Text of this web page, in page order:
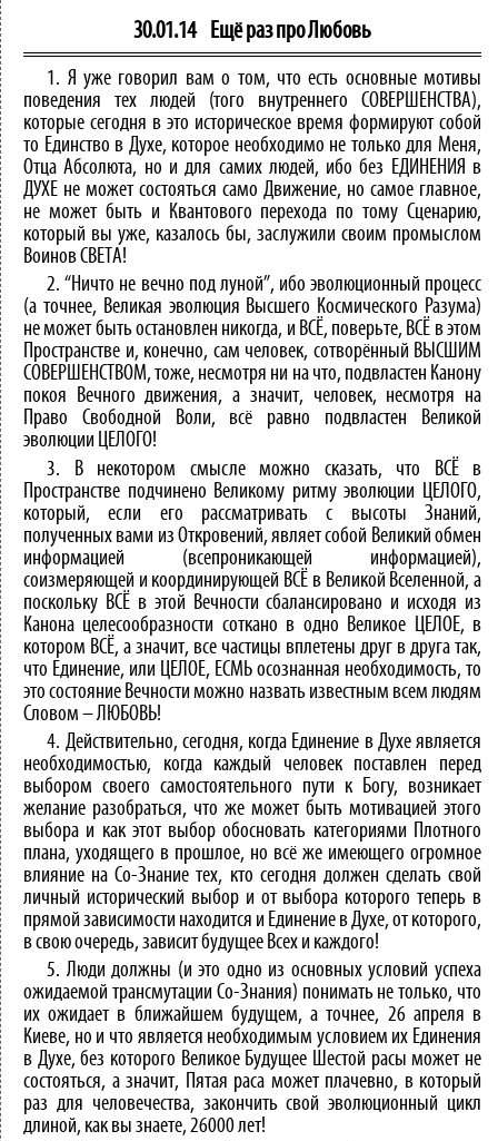
30.01.14 Ещё раз про Любовь
1. Я уже говорил вам о том, что есть основные мотивы
поведения тех людей (того внутреннего СОВЕРШЕНСТВА),
которые сегодня в это историческое время формируют собой
то Единство в Духе, которое необходимо не только для Меня,
Отца Абсолюта, но и для самих людей, ибо без ЕДИНЕНИЯ в
ДУХЕ не может состояться само Движение, но самое главное,
не может быть и Квантового перехода по тому Сценарию,
который вы уже, казалось бы, заслужили своим промыслом
Воинов СВЕТА!
2. “Ничто не вечно под луной”, ибо эволюционный процесс
(а точнее, Великая эволюция Высшего Космического Разума)
не может быть остановлен никогда, и ВСЁ, поверьте, ВСЁ в этом
Пространстве и, конечно, сам человек, сотворённый ВЫСШИМ
СОВЕРШЕНСТВОМ, тоже, несмотря ни на что, подвластен Канону
покоя Вечного движения, а значит, человек, несмотря на
Право Свободной Воли, всё равно подвластен Великой
эволюции ЦЕЛОГО!
3. В некотором смысле можно сказать, что ВСЁ в
Пространстве подчинено Великому ритму эволюции ЦЕЛОГО,
который, если его рассматривать с высоты Знаний,
полученных вами из Откровений, являет собой Великий обмен
информацией (всепроникающей информацией),
соизмеряющей и координирующей ВСЁ в Великой Вселенной, а
поскольку ВСЁ в этой Вечности сбалансировано и исходя из
Канона целесообразности соткано в одно Великое ЦЕЛОЕ, в
котором ВСЁ, а значит, все частицы вплетены друг в друга так,
что Единение, или ЦЕЛОЕ, ЕСМЬ осознанная необходимость, то
это состояние Вечности можно назвать известным всем людям
Словом – ЛЮБОВЬ!
4. Действительно, сегодня, когда Единение в Духе является
необходимостью, когда каждый человек поставлен перед
выбором своего самостоятельного пути к Богу, возникает
желание разобраться, что же может быть мотивацией этого
выбора и как этот выбор обосновать категориями Плотного
плана, уходящего в прошлое, но всё же имеющего огромное
влияние на Со-Знание тех, кто сегодня должен сделать свой
личный исторический выбор и от выбора которого теперь в
прямой зависимости находится и Единение в Духе, от которого,
в свою очередь, зависит будущее Всех и каждого!
5. Люди должны (и это одно из основных условий успеха
ожидаемой трансмутации Со-Знания) понимать не только, что
их ожидает в ближайшем будущем, а точнее, 26 апреля в
Киеве, но и что является необходимым условием их Единения
в Духе, без которого Великое Будущее Шестой расы может не
состояться, а значит, Пятая раса может плачевно, в который
раз для человечества, закончить свой эволюционный цикл
длиной, как вы знаете, 26000 лет!